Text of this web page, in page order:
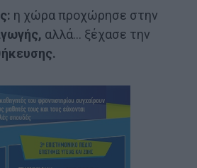
η χώρα προχώρησε στην
αλλά… ξέχασε την